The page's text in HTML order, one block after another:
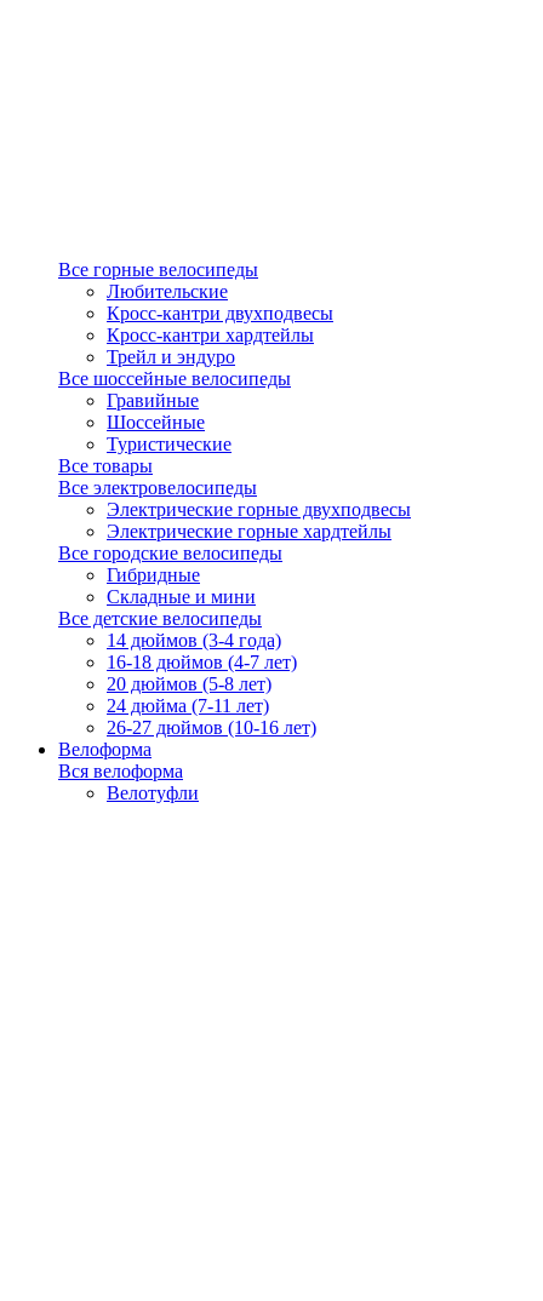
Все горные велосипеды
Любительские
Кросс-кантри двухподвесы
Кросс-кантри хардтейлы
Трейл и эндуро
Все шоссейные велосипеды
Гравийные
Шоссейные
Туристические
Все товары
Все электровелосипеды
Электрические горные двухподвесы
Электрические горные хардтейлы
Все городские велосипеды
Гибридные
Складные и мини
Все детские велосипеды
14 дюймов (3-4 года)
16-18 дюймов (4-7 лет)
20 дюймов (5-8 лет)
24 дюйма (7-11 лет)
26-27 дюймов (10-16 лет)
Велоформа
Вся велоформа
Велотуфли